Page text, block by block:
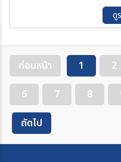
29 ต.ค. 69 - 01 พ.ย. 69
01 พ.ย. 69 - 04 พ.ย. 69
04 พ.ย. 69 - 07 พ.ย. 69
07 พ.ย. 69 - 10 พ.ย. 69
10 พ.ย. 69 - 13 พ.ย. 69
12 พ.ย. 69 - 15 พ.ย. 69
ดู
ก่อนหน้า 1 2
6
7 8
ถัดไป